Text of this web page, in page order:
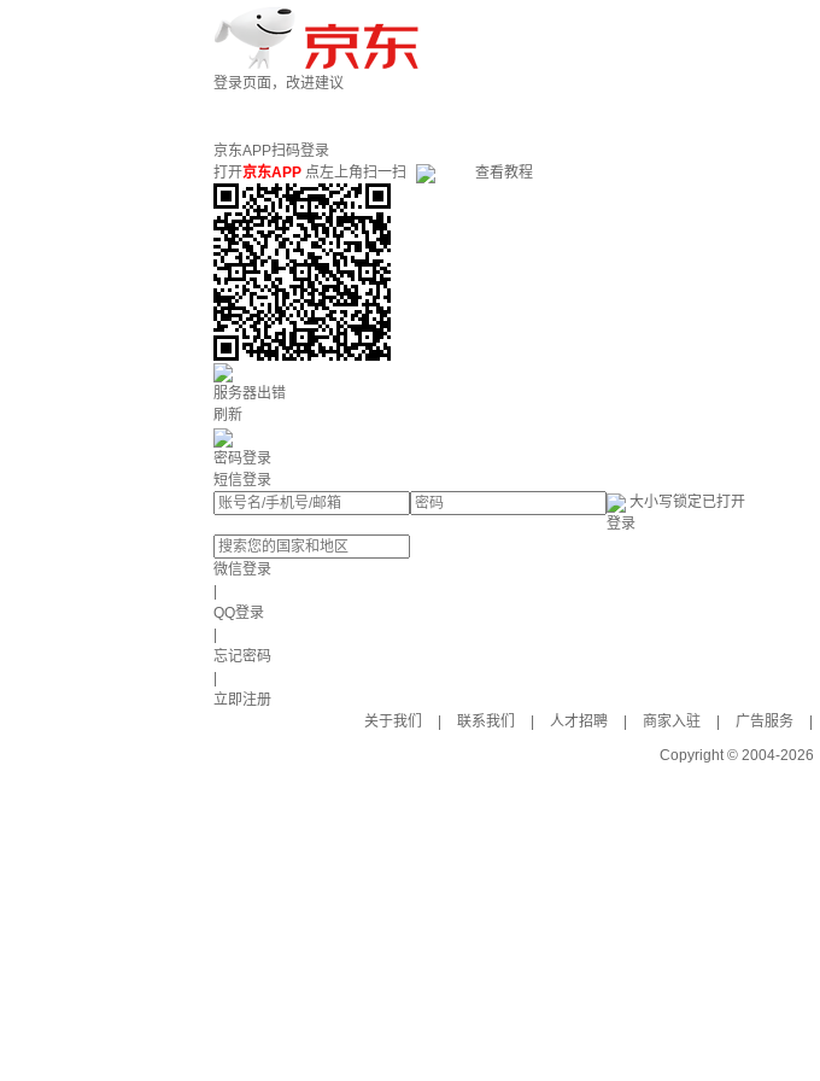
登录页面，改进建议
京东APP扫码登录
打开京东APP 点左上角扫一扫 查看教程
服务器出错
刷新
密码登录
短信登录
大小写锁定已打开
登录
微信登录
QQ登录
忘记密码
立即注册
关于我们
联系我们 人才招聘 商家入驻 广告服务
Copyright © 2004-2026